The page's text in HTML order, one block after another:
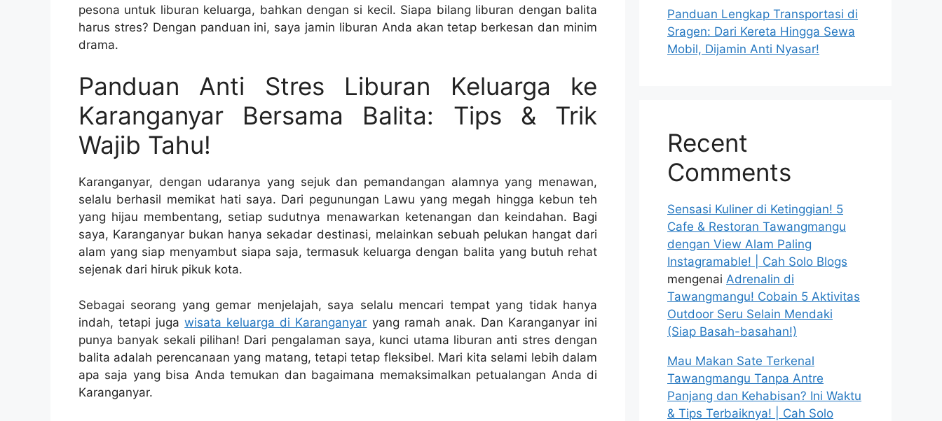
pesona untuk liburan keluarga, bahkan dengan si kecil. Siapa bilang liburan dengan balita
harus stres? Dengan panduan ini, saya jamin liburan Anda akan tetap berkesan dan minim
drama.
Panduan Anti Stres Liburan Keluarga ke
Karanganyar Bersama Balita: Tips & Trik
Wajib Tahu!
Karanganyar, dengan udaranya yang sejuk dan pemandangan alamnya yang menawan,
selalu berhasil memikat hati saya. Dari pegunungan Lawu yang megah hingga kebun teh
yang hijau membentang, setiap sudutnya menawarkan ketenangan dan keindahan. Bagi
saya, Karanganyar bukan hanya sekadar destinasi, melainkan sebuah pelukan hangat dari
alam yang siap menyambut siapa saja, termasuk keluarga dengan balita yang butuh rehat
sejenak dari hiruk pikuk kota.
Sebagai seorang yang gemar menjelajah, saya selalu mencari tempat yang tidak hanya
indah, tetapi jugawisata keluarga di Karanganyar yang ramah anak. Dan Karanganyar ini
punya banyak sekali pilihan! Dari pengalaman saya, kunci utama liburan anti stres dengan
balita adalah perencanaan yang matang, tetapi tetap fleksibel. Mari kita selami lebih dalam
apa saja yang bisa Anda temukan dan bagaimana memaksimalkan petualangan Anda di
Karanganyar.
Panduan Lengkap Transportasi di
Sragen: Dari Kereta Hingga Sewa
Mobil, Dijamin Anti Nyasar!
Recent
Comments
Sensasi Kuliner di Ketinggian! 5
Cafe & Restoran Tawangmangu
dengan View Alam Paling
Instagramable! | Cah Solo Blogs
mengenai Adrenalin di
Tawangmangu! Cobain 5 Aktivitas
Outdoor Seru Selain Mendaki
(Siap Basah-basahan!)
Mau Makan Sate Terkenal
Tawangmangu Tanpa Antre
Panjang dan Kehabisan? Ini Waktu
& Tips Terbaiknya! | Cah Solo